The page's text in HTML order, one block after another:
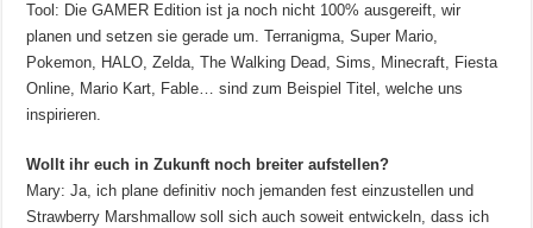
Tool: Die GAMER Edition ist ja noch nicht 100% ausgereift, wir
planen und setzen sie gerade um. Terranigma, Super Mario,
Pokemon, HALO, Zelda, The Walking Dead, Sims, Minecraft, Fiesta
Online, Mario Kart, Fable… sind zum Beispiel Titel, welche uns
inspirieren.
Wollt ihr euch in Zukunft noch breiter aufstellen?
Mary: Ja, ich plane definitiv noch jemanden fest einzustellen und
Strawberry Marshmallow soll sich auch soweit entwickeln, dass ich